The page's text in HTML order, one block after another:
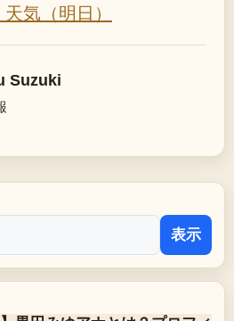
天気（明日）
Suzuki
表示